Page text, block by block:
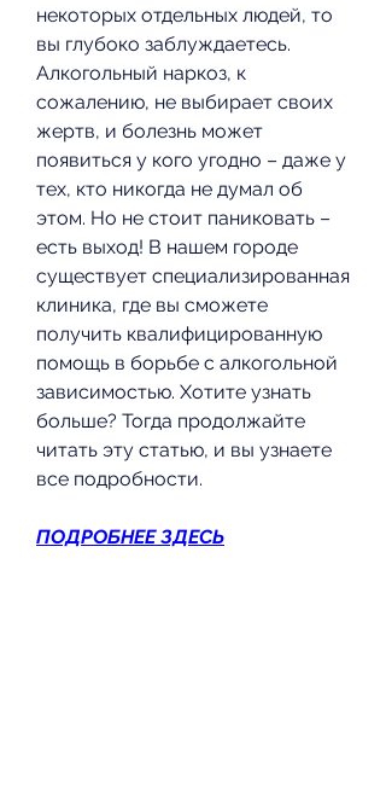
некоторых отдельных людей, то
вы глубоко заблуждаетесь.
Алкогольный наркоз, к
сожалению, не выбирает своих
жертв, и болезнь может
появиться у кого угодно – даже у
тех, кто никогда не думал об
этом. Но не стоит паниковать –
есть выход! В нашем городе
существует специализированная
клиника, где вы сможете
получить квалифицированную
помощь в борьбе с алкогольной
зависимостью. Хотите узнать
больше? Тогда продолжайте
читать эту статью, и вы узнаете
все подробности.
ПОДРОБНЕЕ ЗДЕСЬ